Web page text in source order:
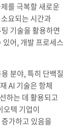
를 극복할 새로운
요되는 시간과
기술을 활용하면
어, 개발 프로세스
분야, 특히 단백질
AI 기술은 항체
하는 데 활용되고
오텍 기업이
가하고 있음을